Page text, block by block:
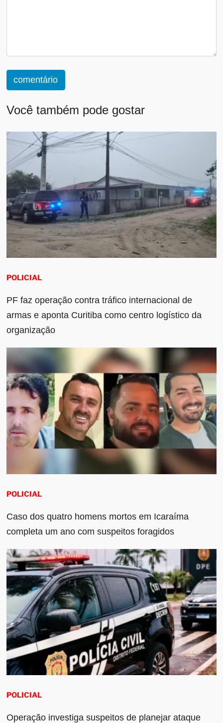
comentário
Você também pode gostar
POLICIAL
PF faz operação contra tráfico internacional de
armas e aponta Curitiba como centro logístico da
organização
POLICIAL
Caso dos quatro homens mortos em Icaraíma
completa um ano com suspeitos foragidos
POLICIAL
Operação investiga suspeitos de planejar ataque